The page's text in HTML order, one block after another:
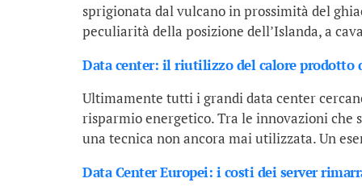
sprigionata dal vulcano in prossimità del
peculiarità della posizione dell’Islanda, a
Data center: il riutilizzo del calore prodotto
Ultimamente tutti i grandi data center
risparmio energetico. Tra le innovazioni che
una tecnica non ancora mai utilizzata. Un
Data Center Europei: i costi dei server